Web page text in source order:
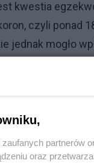
kwestia
czyli ponad
jednak mogło
partnerów
oraz